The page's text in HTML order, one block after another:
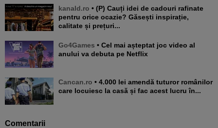
kanald.ro • (P) Cauți idei de cadouri rafinate
pentru orice ocazie? Găsești inspirație,
calitate și prețuri...
Go4Games • Cel mai așteptat joc video al
anului va debuta pe Netflix
Cancan.ro • 4.000 lei amendă tuturor românilor
care locuiesc la casă și fac acest lucru în...
Comentarii